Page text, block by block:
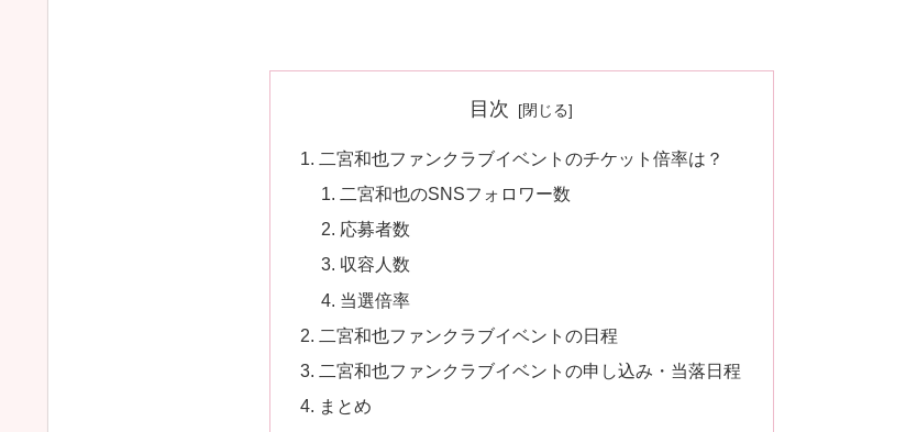
目次
二宮和也ファンクラブイベントのチケット倍率は？
二宮和也のSNSフォロワー数
応募者数
収容人数
当選倍率
二宮和也ファンクラブイベントの日程
二宮和也ファンクラブイベントの申し込み・当落日程
まとめ